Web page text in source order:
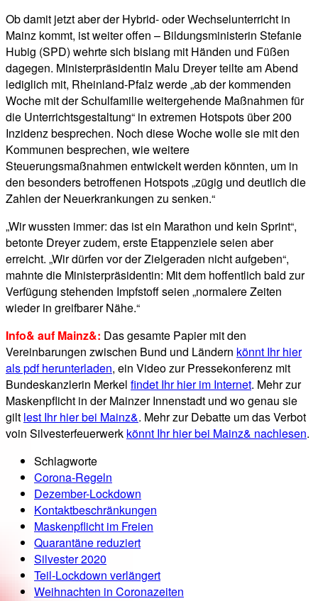
Ob damit jetzt aber der Hybrid- oder Wechselunterricht in
Mainz kommt, ist weiter offen – Bildungsministerin Stefanie
Hubig (SPD) wehrte sich bislang mit Händen und Füßen
dagegen. Ministerpräsidentin Malu Dreyer teilte am Abend
lediglich mit, Rheinland-Pfalz werde „ab der kommenden
Woche mit der Schulfamilie weitergehende Maßnahmen für
die Unterrichtsgestaltung“ in extremen Hotspots über 200
Inzidenz besprechen. Noch diese Woche wolle sie mit den
Kommunen besprechen, wie weitere
Steuerungsmaßnahmen entwickelt werden könnten, um in
den besonders betroffenen Hotspots „zügig und deutlich die
Zahlen der Neuerkrankungen zu senken.“
„Wir wussten immer: das ist ein Marathon und kein Sprint“,
betonte Dreyer zudem, erste Etappenziele seien aber
erreicht. „Wir dürfen vor der Zielgeraden nicht aufgeben“,
mahnte die Ministerpräsidentin: Mit dem hoffentlich bald zur
Verfügung stehenden Impfstoff seien „normalere Zeiten
wieder in greifbarer Nähe.“
Info& auf Mainz&: Das gesamte Papier mit den
Vereinbarungen zwischen Bund und Ländern könnt Ihr hier
als pdf herunterladen, ein Video zur Pressekonferenz mit
Bundeskanzlerin Merkel findet Ihr hier im Internet. Mehr zur
Maskenpflicht in der Mainzer Innenstadt und wo genau sie
gilt lest Ihr hier bei Mainz&. Mehr zur Debatte um das Verbot
voin Silvesterfeuerwerk könnt Ihr hier bei Mainz& nachlesen.
Schlagworte
Corona-Regeln
Dezember-Lockdown
Kontaktbeschränkungen
Maskenpflicht im Freien
Quarantäne reduziert
Silvester 2020
Teil-Lockdown verlängert
Weihnachten in Coronazeiten